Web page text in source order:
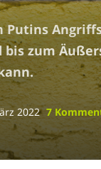
Putins
zum
2022 7